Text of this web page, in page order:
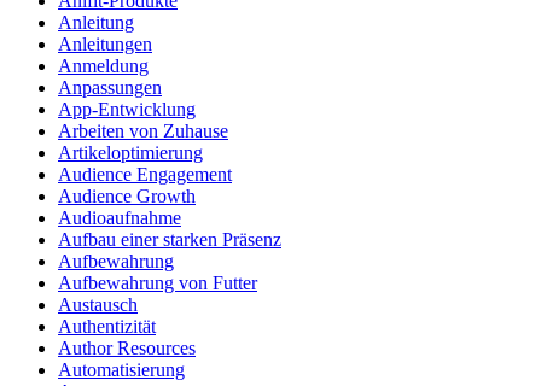
Anleitung
Anleitungen
Anmeldung
Anpassungen
App-Entwicklung
Arbeiten von Zuhause
Artikeloptimierung
Audience Engagement
Audience Growth
Audioaufnahme
Aufbau einer starken Präsenz
Aufbewahrung
Aufbewahrung von Futter
Austausch
Authentizität
Author Resources
Automatisierung